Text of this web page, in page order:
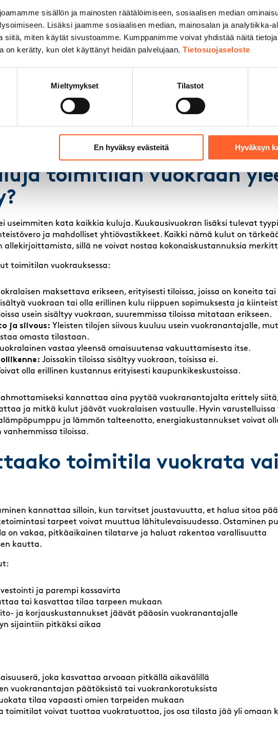
sisällön ja mainosten räätälöimiseen, sosiaalisen median
Lisäksi jaamme sosiaalisen median, mainosalan ja analytiikka-
siitä, miten käytät sivustoamme. Kumppanimme voivat yhdistää näitä
on kerätty, kun olet käyttänyt heidän palvelujaan. Tietosuojaseloste
Mieltymykset Tilastot
En hyväksy evästeitä Hyväksyn
koska niissä on korkeat vaatimukset viihtyvyydelle,
vaatii toimivan ilmanvaihdon, riittävän lämmityksen, nopean
sekä taukotilat. Toimistotiloihin kohdistuu myös enemmän
mikä nostaa kokonaiskustannuksia.
vuokra
autotallit, verstaat ja muut monitoimitilat, sijoittuvat hinnaltaan
Ne edellyttävät usein hyvää lattian kestävyyttä, riittävää
ovea. Monikäyttöisissä harrastetiloissa, kuten Talliosakkeen
lämmön talteenotolla, mikä tekee niistä käytännöllisiä ja
toimitilan vuokraan
useimmiten kata kaikkia kuluja. Kuukausivuokran lisäksi tulevat
ja mahdolliset yhtiövastikkeet. Kaikki nämä kulut on
allekirjoittamista, sillä ne voivat nostaa kokonaiskustannuksia
toimitilan vuokrauksessa:
maksettava erikseen, erityisesti tiloissa, joissa on koneita
vuokraan tai olla erillinen kulu riippuen sopimuksesta ja
usein sisältyy vuokraan, suuremmissa tiloissa mitataan erikseen.
ja siivous: Yleisten tilojen siivous kuuluu usein vuokranantajalle,
omasta tilastaan.
vastaa yleensä omaisuutensa vakuuttamisesta itse.
Joissakin tiloissa sisältyy vuokraan, toisissa ei.
olla erillinen kustannus erityisesti kaupunkikeskustoissa.
kannattaa aina pyytää vuokranantajalta erittely
ja mitkä kulut jäävät vuokralaisen vastuulle. Hyvin varustelluissa
ja lämmön talteenotto, energiakustannukset voivat
tiloissa.
toimitila vuokrata vai
kannattaa silloin, kun tarvitset joustavuutta, et halua sitoa
tarpeet voivat muuttua lähitulevaisuudessa. Ostaminen
on vakaa, pitkäaikainen tilatarve ja haluat rakentaa varallisuutta
kautta.
ja parempi kassavirta
tai kasvattaa tilaa tarpeen mukaan
ja korjauskustannukset jäävät pääosin vuokranantajalle
sijaintiin pitkäksi aikaa
joka kasvattaa arvoaan pitkällä aikavälillä
vuokranantajan päätöksistä tai vuokrankorotuksista
tilaa vapaasti omien tarpeiden mukaan
toimitilat voivat tuottaa vuokratuottoa, jos osa tilasta jää yli omaan